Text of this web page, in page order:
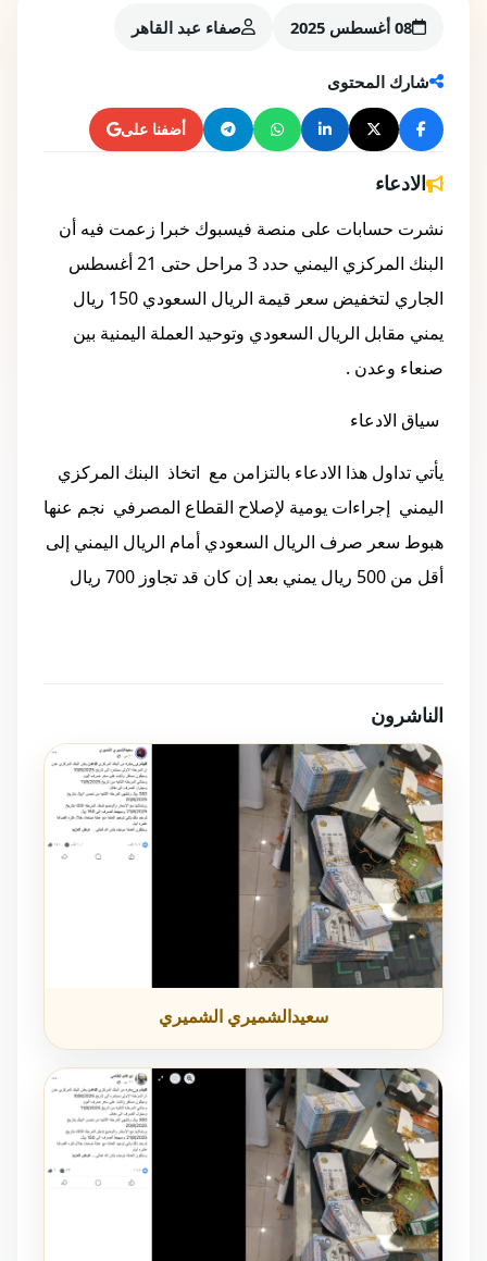
08 أغسطس 2025 صفاء عبد القاهر
شارك المحتوى
أضفنا على
الادعاء
نشرت حسابات على منصة فيسبوك خبرا زعمت فيه أن
البنك المركزي اليمني حدد 3 مراحل حتى 21 أغسطس
الجاري لتخفيض سعر قيمة الريال السعودي 150 ريال
يمني مقابل الريال السعودي وتوحيد العملة اليمنية بين
صنعاء وعدن .
سياق الادعاء
يأتي تداول هذا الادعاء بالتزامن مع اتخاذ البنك المركزي
اليمني إجراءات يومية لإصلاح القطاع المصرفي نجم عنها
هبوط سعر صرف الريال السعودي أمام الريال اليمني إلى
أقل من 500 ريال يمني بعد إن كان قد تجاوز 700 ريال
الناشرون
سعيدالشميري الشميري